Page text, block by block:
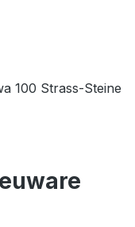
100 Strass-Steine